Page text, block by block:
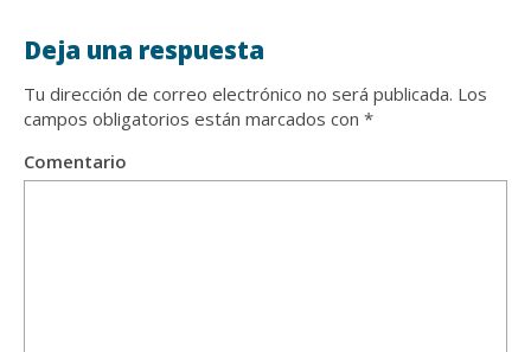
Deja una respuesta
Tu dirección de correo electrónico no será publicada. Los
campos obligatorios están marcados con *
Comentario